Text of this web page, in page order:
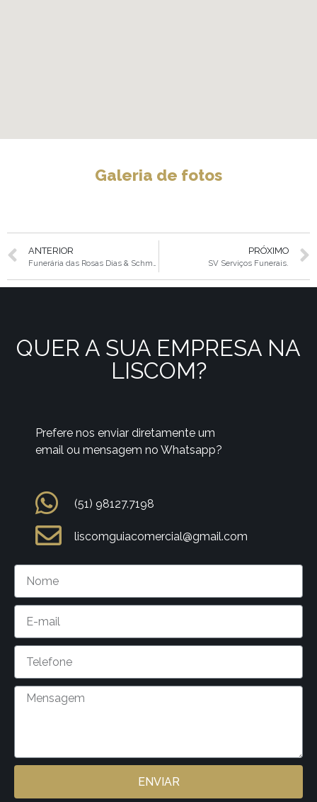
Galeria de fotos
ANTERIOR
Funerária das Rosas Dias & Schmidt
PRÓXIMO
SV Serviços Funerais.
QUER A SUA EMPRESA NA
LISCOM?
Prefere nos enviar diretamente um
email ou mensagem no Whatsapp?
(51) 98127.7198
liscomguiacomercial@gmail.com
ENVIAR